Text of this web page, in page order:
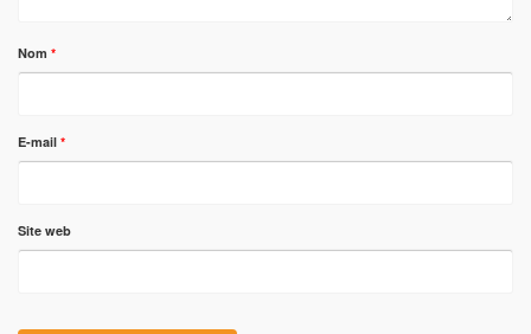
Nom *
E-mail *
Site web